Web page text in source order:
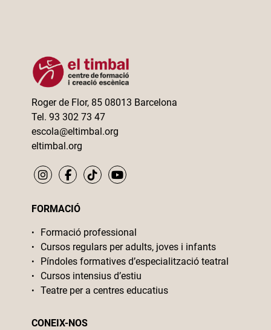
Roger de Flor, 85 08013 Barcelona
Tel. 93 302 73 47
escola@eltimbal.org
eltimbal.org
FORMACIÓ
Formació professional
Cursos regulars per adults, joves i infants
Píndoles formatives d’especialització teatral
Cursos intensius d’estiu
Teatre per a centres educatius
CONEIX-NOS